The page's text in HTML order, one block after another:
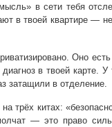
в сети тебя
в твоей квартире —
Оно
в твоей карте.
затащили в отделение.
трёх китах:
— это право